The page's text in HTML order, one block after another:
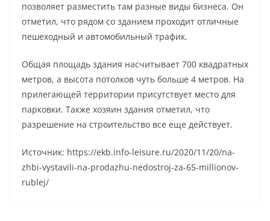
позволяет разместить там разные виды бизнеса. Он
отметил, что рядом со зданием проходит отличные
пешеходный и автомобильный трафик.
Общая площадь здания насчитывает 700 квадратных
метров, а высота потолков чуть больше 4 метров. На
прилегающей территории присутствует место для
парковки. Также хозяин здания отметил, что
разрешение на строительство все еще действует.
Источник: https://ekb.info-leisure.ru/2020/11/20/na-
zhbi-vystavili-na-prodazhu-nedostroj-za-65-millionov-
rublej/